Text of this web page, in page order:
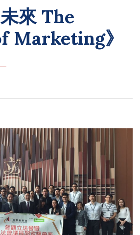
未來 The
Marketing》